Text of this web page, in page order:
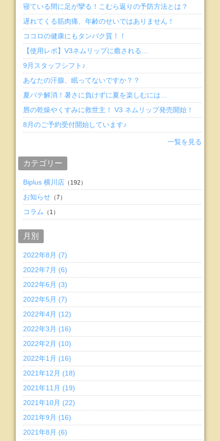
寝ている間に足が攣る！こむら返りの予防方法とは？
遅れてくる筋肉痛、年齢のせいではありません！
ココロの健康にもタンパク質！！
【使用レポ】V3ネムリップに癒される…
9月スタッフシフト♪
あなたの汗腺、眠ってないですか？？
夏バテ解消！暑さに負けずに夏を楽しむには…
唇の乾燥やくすみに救世主！ V3 ネムリップ発売開始！
8月のご予約受付開始しています♪
一覧を見る
カテゴリー
Biplus 横川店 （192）
お知らせ （7）
コラム （1）
月別
2022年8月 (7)
2022年7月 (6)
2022年6月 (3)
2022年5月 (7)
2022年4月 (12)
2022年3月 (16)
2022年2月 (10)
2022年1月 (16)
2021年12月 (18)
2021年11月 (19)
2021年10月 (22)
2021年9月 (16)
2021年8月 (6)